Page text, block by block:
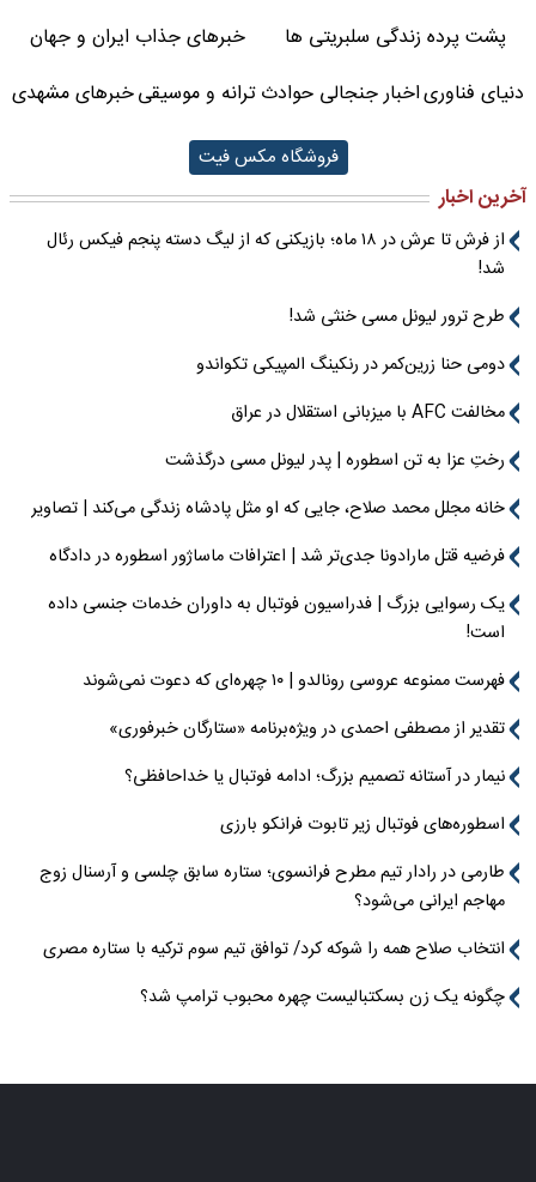
پشت پرده زندگی سلبریتی ها
خبرهای جذاب ایران و جهان
دنیای فناوریاخبار جنجالی حوادثترانه و موسیقیخبرهای مشهدی
فروشگاه مکس فیت
آخرین اخبار
از فرش تا عرش در ۱۸ ماه؛ بازیکنی که از لیگ دسته پنجم فیکس رئال
شد!
طرح ترور لیونل مسی خنثی شد!
دومی حنا زرین‌کمر در رنکینگ المپیکی تکواندو
مخالفت AFC با میزبانی استقلال در عراق
رختِ عزا به تن اسطوره | پدر لیونل مسی درگذشت
خانه مجلل محمد صلاح، جایی که او مثل پادشاه زندگی می‌کند | تصاویر
فرضیه قتل مارادونا جدی‌تر شد | اعترافات ماساژور اسطوره در دادگاه
یک رسوایی بزرگ | فدراسیون فوتبال به داوران خدمات جنسی داده
است!
فهرست ممنوعه عروسی رونالدو | ۱۰ چهره‌ای که دعوت نمی‌شوند
تقدیر از مصطفی احمدی در ویژه‌برنامه «ستارگان خبرفوری»
نیمار در آستانه تصمیم بزرگ؛ ادامه فوتبال یا خداحافظی؟
اسطوره‌های فوتبال زیر تابوت فرانکو بارزی
طارمی در رادار تیم مطرح فرانسوی؛ ستاره سابق چلسی و آرسنال زوج
مهاجم ایرانی می‌شود؟
انتخاب صلاح همه را شوکه کرد/ توافق تیم سوم ترکیه با ستاره مصری
چگونه یک زن بسکتبالیست چهره محبوب ترامپ شد؟